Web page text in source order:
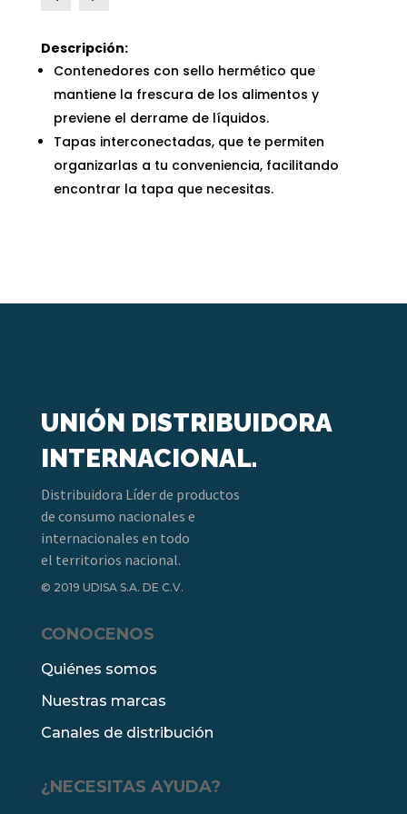
Descripción:
Contenedores con sello hermético que
mantiene la frescura de los alimentos y
previene el derrame de líquidos.
Tapas interconectadas, que te permiten
organizarlas a tu conveniencia, facilitando
encontrar la tapa que necesitas.
UNIÓN DISTRIBUIDORA
INTERNACIONAL.
Distribuidora Líder de productos
de consumo nacionales e
internacionales en todo
el territorios nacional.
© 2019 UDISA S.A. DE C.V.
CONOCENOS
Quiénes somos
Nuestras marcas
Canales de distribución
¿NECESITAS AYUDA?